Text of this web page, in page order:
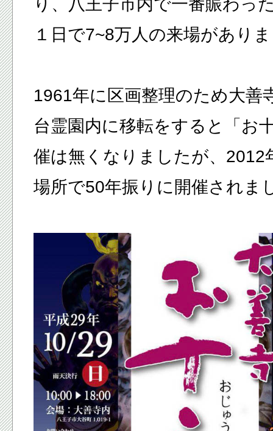
１日で7~8万人の来場があり
1961年に区画整理のため大善
台霊園内に移転をすると「お
催は無くなりましたが、2012
場所で50年振りに開催されま